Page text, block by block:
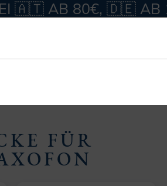
🇦🇹 AB 80€, 🇩🇪 AB
FÜR